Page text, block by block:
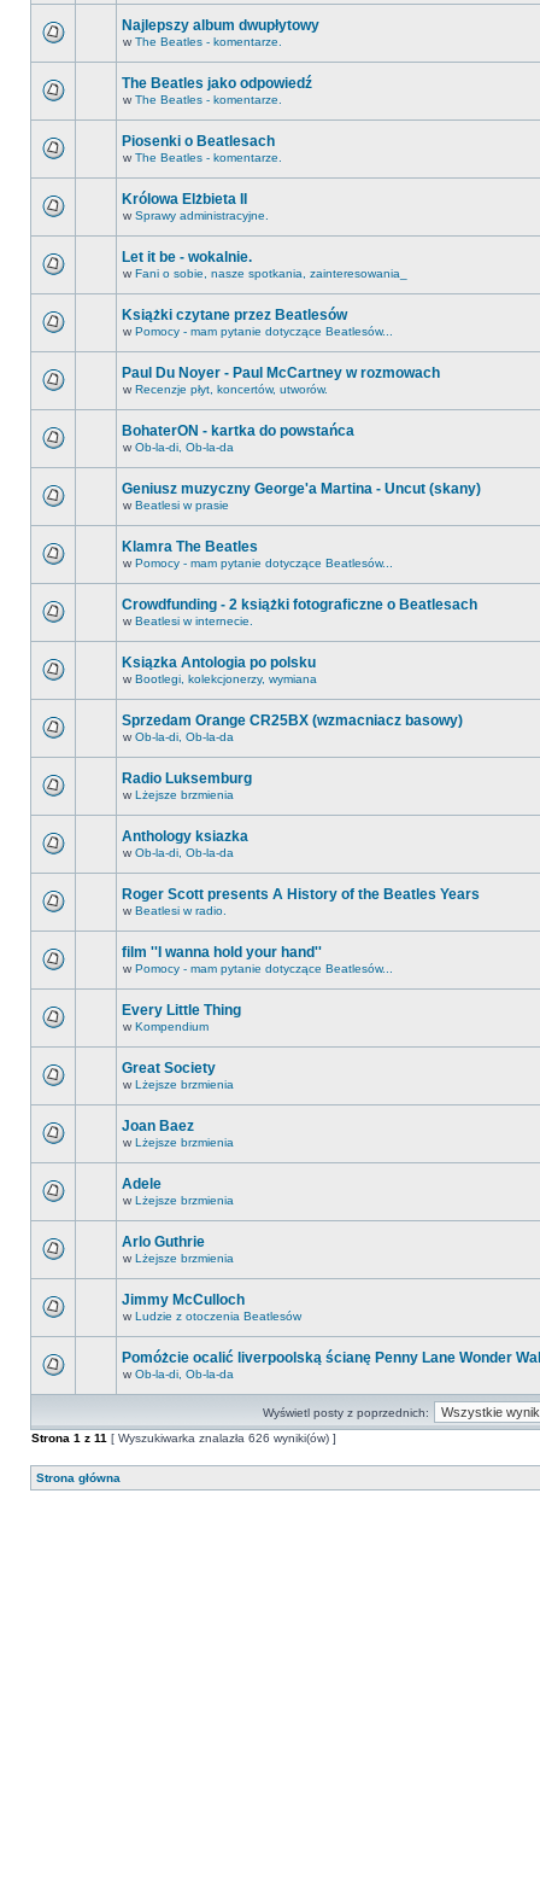
Najlepszy album dwupłytowy
w The Beatles - komentarze.
The Beatles jako odpowiedź
w The Beatles - komentarze.
Piosenki o Beatlesach
w The Beatles - komentarze.
Królowa Elżbieta II
w Sprawy administracyjne.
Let it be - wokalnie.
w Fani o sobie, nasze spotkania, zainteresowania_
Książki czytane przez Beatlesów
w Pomocy - mam pytanie dotyczące Beatlesów...
Paul Du Noyer - Paul McCartney w rozmowach
w Recenzje płyt, koncertów, utworów.
BohaterON - kartka do powstańca
w Ob-la-di, Ob-la-da
Geniusz muzyczny George'a Martina - Uncut (skany)
w Beatlesi w prasie
Klamra The Beatles
w Pomocy - mam pytanie dotyczące Beatlesów...
Crowdfunding - 2 książki fotograficzne o Beatlesach
w Beatlesi w internecie.
Ksiązka Antologia po polsku
w Bootlegi, kolekcjonerzy, wymiana
Sprzedam Orange CR25BX (wzmacniacz basowy)
w Ob-la-di, Ob-la-da
Radio Luksemburg
w Lżejsze brzmienia
Anthology ksiazka
w Ob-la-di, Ob-la-da
Roger Scott presents A History of the Beatles Years
w Beatlesi w radio.
film ''I wanna hold your hand''
w Pomocy - mam pytanie dotyczące Beatlesów...
Every Little Thing
w Kompendium
Great Society
w Lżejsze brzmienia
Joan Baez
w Lżejsze brzmienia
Adele
w Lżejsze brzmienia
Arlo Guthrie
w Lżejsze brzmienia
Jimmy McCulloch
w Ludzie z otoczenia Beatlesów
Pomóżcie ocalić liverpoolską ścianę Penny Lane Wonder
w Ob-la-di, Ob-la-da
Wyświetl posty z poprzednich:
Strona 1 z 11 [ Wyszukiwarka znalazła 626 wyniki(ów) ]
Strona główna